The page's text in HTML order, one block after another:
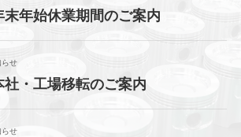
末年始休業期間のご案内
らせ
社・工場移転のご案内
らせ